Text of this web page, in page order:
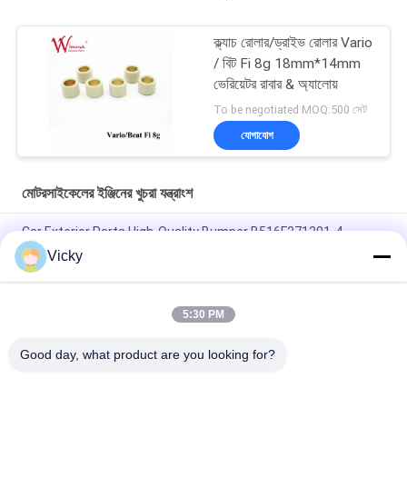
ক্ল্যাচ রোলার/ড্রাইভ রোলার Vario
/ বিট Fi 8g 18mm*14mm
ভেরিয়েটর রাবার & অ্যালোয়
To be negotiated MOQ:500 সেট
যোগাযোগ
মোটরসাইকেলের ইঞ্জিনের খুচরা যন্ত্রাংশ
Car Exterior Parts High-Quality Bumper B516F271301-4
CHANAN OSHAN​ Z6 Starry White
স্টার্টার মোটর হন্ডা EX5 মোটরসাইকেল ইঞ্জিন খুচরা যন্ত্রাংশ সস্তা পাইকারি উচ্চ পারফরম্যান্স
Vicky
5:30 PM
Good day, what product are you looking for?